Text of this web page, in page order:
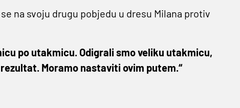
na svoju drugu pobjedu u dresu Milana protiv
po utakmicu. Odigrali smo veliku utakmicu,
Moramo nastaviti ovim putem.“